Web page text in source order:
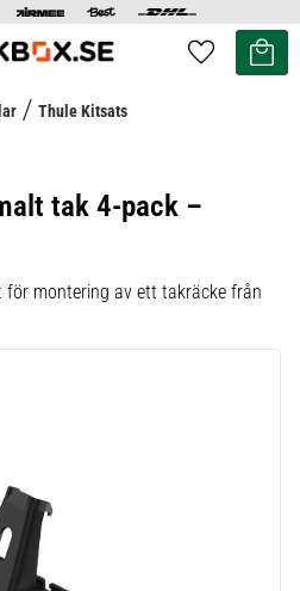
Favoriter
Kundvagn
Thule Kitsats
tak 4-pack –
för montering av ett takräcke från